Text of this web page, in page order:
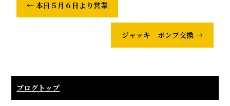
← 本日５月６日より営業
ジャッキ ポンプ交換 →
ブログトップ